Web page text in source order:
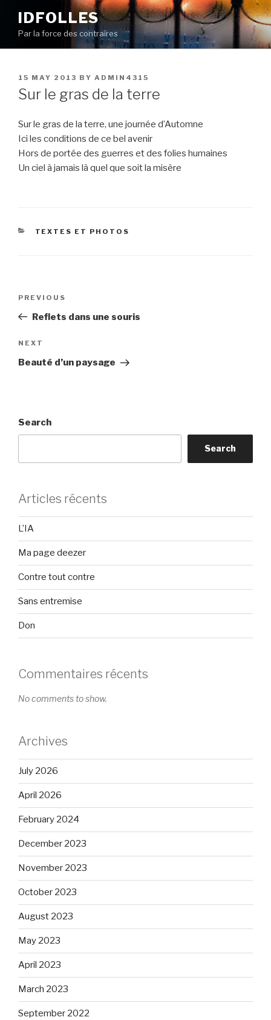
content
IDFOLLES
Par la force des contraires
POSTED
ON
15 MAY 2013 BY ADMIN4315
Sur le gras de la terre
Sur le gras de la terre, une journée d’Automne
Ici les conditions de ce bel avenir
Hors de portée des guerres et des folies humaines
Un ciel à jamais là quel que soit la misère
CATEGORIES
TEXTES ET PHOTOS
Previous
Post
PREVIOUS
Reflets dans une souris
Next
Post
NEXT
Beauté d’un paysage
Search
Search
Articles récents
L’IA
Ma page deezer
Contre tout contre
Sans entremise
Don
Commentaires récents
No comments to show.
Archives
July 2026
April 2026
February 2024
December 2023
November 2023
October 2023
August 2023
May 2023
April 2023
March 2023
September 2022